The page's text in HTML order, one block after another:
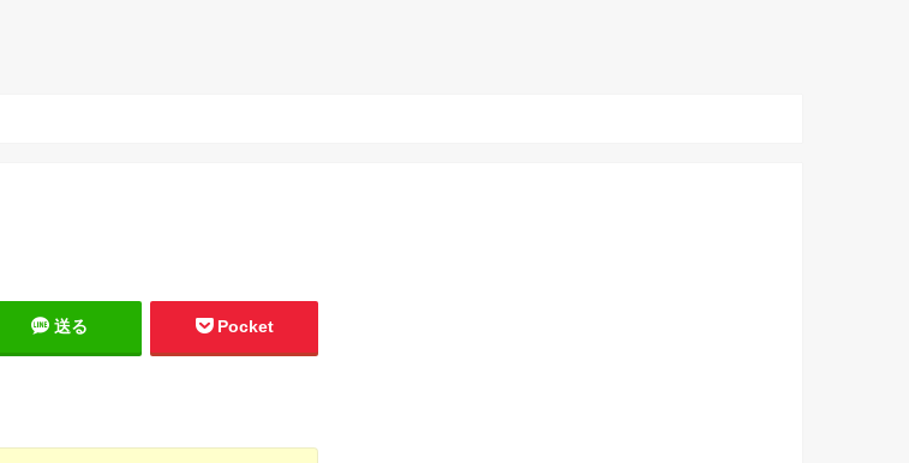
送る Pocket